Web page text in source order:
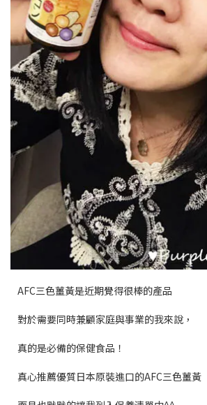
AFC三色薑黃是近期覺得很棒的產品
對於需要同時兼顧家庭與事業的我來說，
真的是必備的保健食品！
真心推薦優質日本原裝進口的AFC三色薑黃